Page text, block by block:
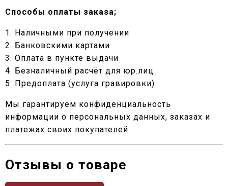
Способы оплаты заказа;
1. Наличными при получении
2. Банковскими картами
3. Оплата в пункте выдачи
4. Безналичный расчёт для юр.лиц
5. Предоплата (услуга гравировки)
Мы гарантируем конфиденциальность
информации о персональных данных, заказах и
платежах своих покупателей.
Отзывы о товаре